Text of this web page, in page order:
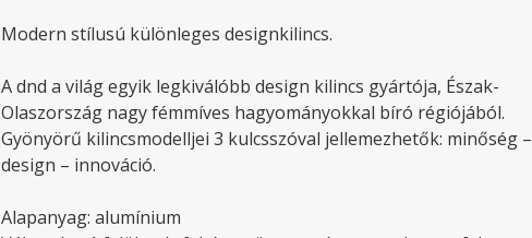
Modern stílusú különleges designkilincs.
A dnd a világ egyik legkiválóbb design kilincs gyártója, Észak-
Olaszország nagy fémmíves hagyományokkal bíró régiójából.
Gyönyörű kilincsmodelljei 3 kulcsszóval jellemezhetők: minőség –
design – innováció.
Alapanyag: alumínium